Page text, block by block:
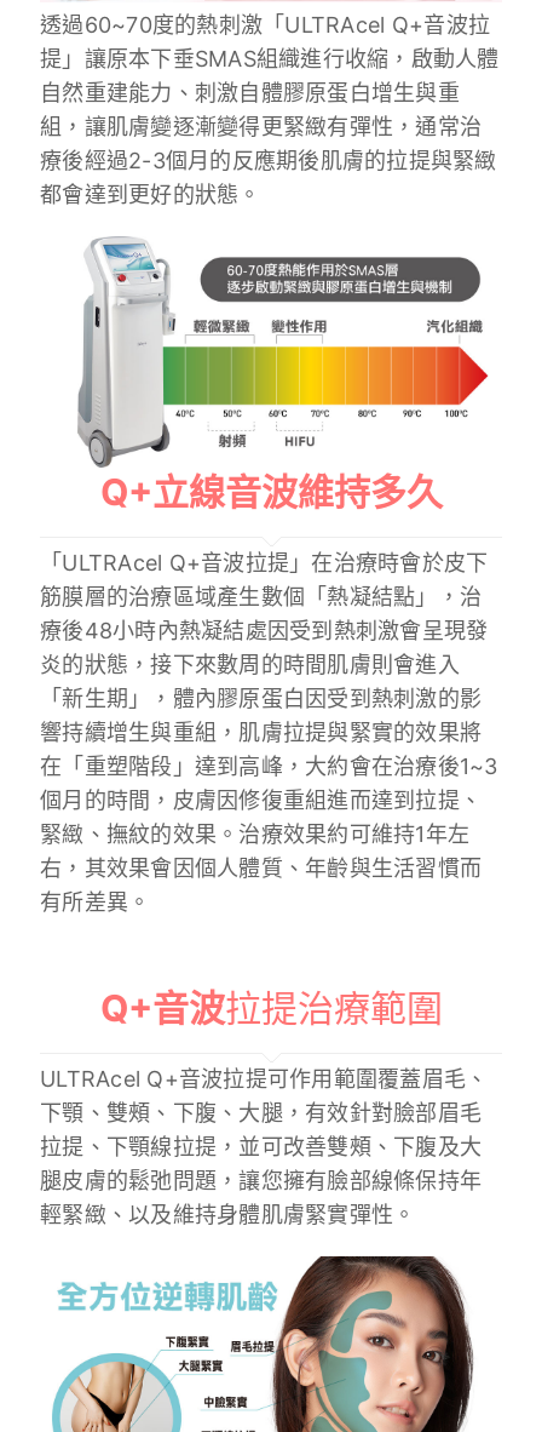
透過60~70度的熱刺激「ULTRAcel Q+音波拉
提」讓原本下垂SMAS組織進行收縮，啟動人體
自然重建能力、刺激自體膠原蛋白增生與重
組，讓肌膚變逐漸變得更緊緻有彈性，通常治
療後經過2-3個月的反應期後肌膚的拉提與緊緻
都會達到更好的狀態。
Q+立線音波維持多久
「ULTRAcel Q+音波拉提」在治療時會於皮下
筋膜層的治療區域產生數個「熱凝結點」，治
療後48小時內熱凝結處因受到熱刺激會呈現發
炎的狀態，接下來數周的時間肌膚則會進入
「新生期」，體內膠原蛋白因受到熱刺激的影
響持續增生與重組，肌膚拉提與緊實的效果將
在「重塑階段」達到高峰，大約會在治療後1~3
個月的時間，皮膚因修復重組進而達到拉提、
緊緻、撫紋的效果。治療效果約可維持1年左
右，其效果會因個人體質、年齡與生活習慣而
有所差異。
Q+音波拉提治療範圍
ULTRAcel Q+音波拉提可作用範圍覆蓋眉毛、
下顎、雙頰、下腹、大腿，有效針對臉部眉毛
拉提、下顎線拉提，並可改善雙頰、下腹及大
腿皮膚的鬆弛問題，讓您擁有臉部線條保持年
輕緊緻、以及維持身體肌膚緊實彈性。